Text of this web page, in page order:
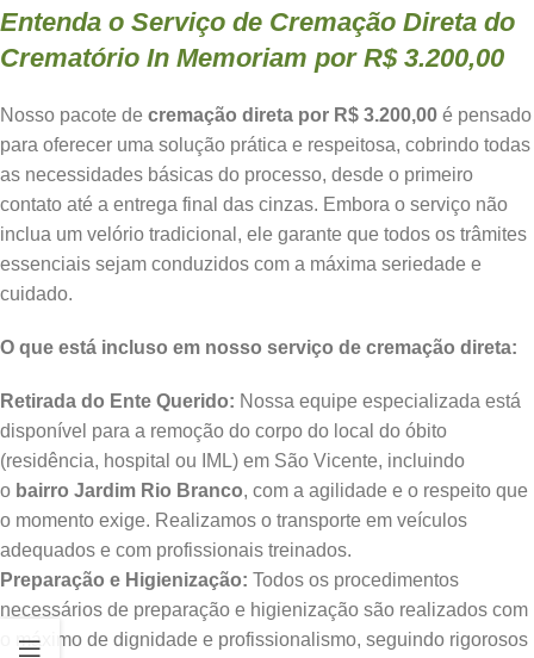
Entenda o Serviço de Cremação Direta do
Crematório In Memoriam por R$ 3.200,00
Nosso pacote de cremação direta por R$ 3.200,00 é pensado
para oferecer uma solução prática e respeitosa, cobrindo todas
as necessidades básicas do processo, desde o primeiro
contato até a entrega final das cinzas. Embora o serviço não
inclua um velório tradicional, ele garante que todos os trâmites
essenciais sejam conduzidos com a máxima seriedade e
cuidado.
O que está incluso em nosso serviço de cremação direta:
Retirada do Ente Querido: Nossa equipe especializada está
disponível para a remoção do corpo do local do óbito
(residência, hospital ou IML) em São Vicente, incluindo
o bairro Jardim Rio Branco, com a agilidade e o respeito que
o momento exige. Realizamos o transporte em veículos
adequados e com profissionais treinados.
Preparação e Higienização: Todos os procedimentos
necessários de preparação e higienização são realizados com
o máximo de dignidade e profissionalismo, seguindo rigorosos